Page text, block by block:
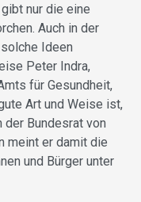
nur die eine
Auch in der
Ideen
Peter Indra,
für Gesundheit,
Art und Weise ist,
der Bundesrat von
meint er damit die
und Bürger unter